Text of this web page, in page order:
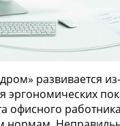
развивается
эргономических
офисного работника